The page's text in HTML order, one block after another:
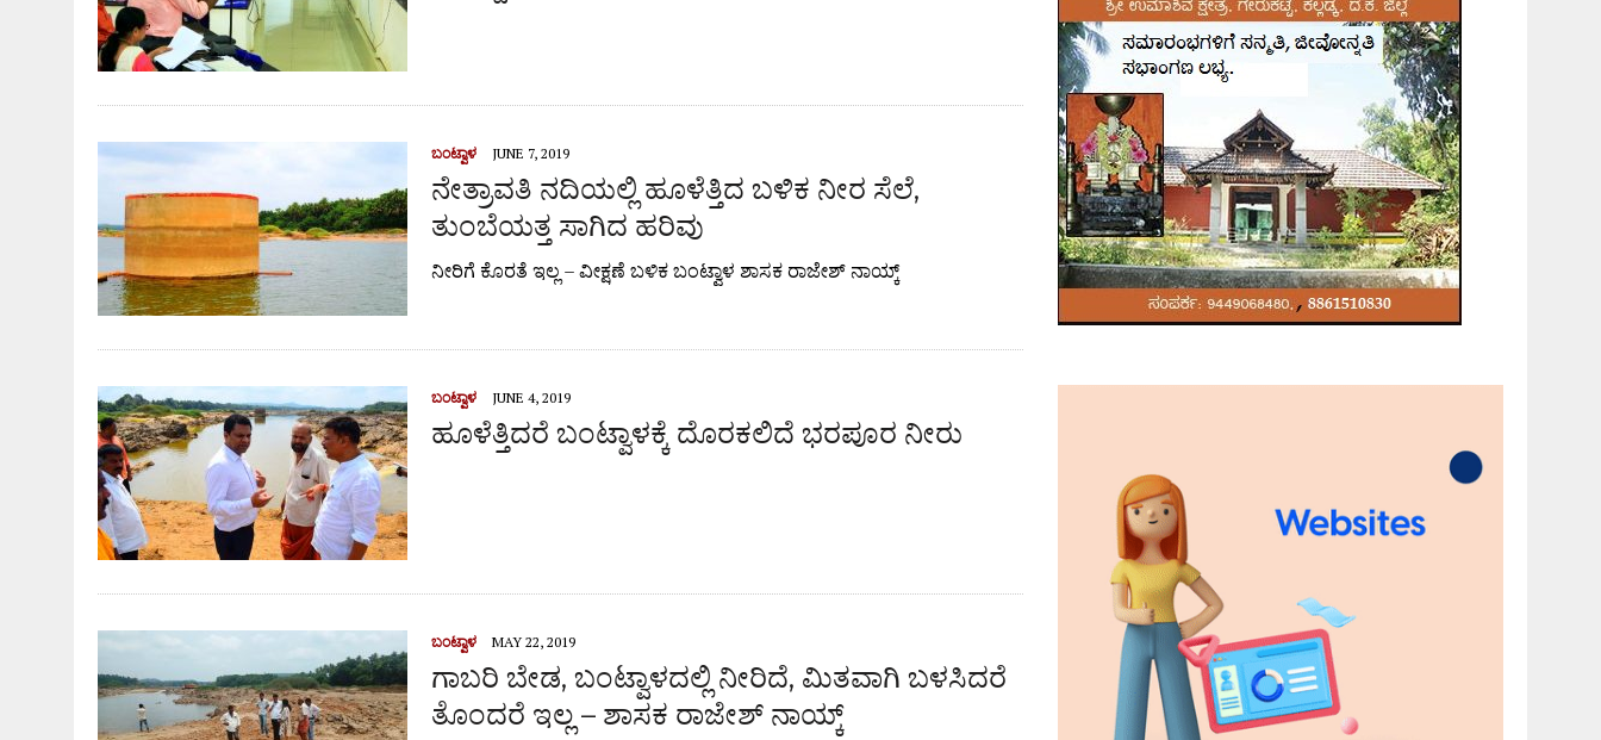
ಬಂಟ್ವಾಳ JUNE 7, 2019
ನೇತ್ರಾವತಿ ನದಿಯಲ್ಲಿ ಹೂಳೆತ್ತಿದ ಬಳಿಕ ನೀರ ಸೆಲೆ,
ತುಂಬೆಯತ್ತ ಸಾಗಿದ ಹರಿವು
ನೀರಿಗೆ ಕೊರತೆ ಇಲ್ಲ – ವೀಕ್ಷಣೆ ಬಳಿಕ ಬಂಟ್ವಾಳ ಶಾಸಕ ರಾಜೇಶ್ ನಾಯ್ಕ್
ಬಂಟ್ವಾಳ JUNE 4, 2019
ಹೂಳೆತ್ತಿದರೆ ಬಂಟ್ವಾಳಕ್ಕೆ ದೊರಕಲಿದೆ ಭರಪೂರ ನೀರು
ಬಂಟ್ವಾಳ MAY 22, 2019
ಗಾಬರಿ ಬೇಡ, ಬಂಟ್ವಾಳದಲ್ಲಿ ನೀರಿದೆ, ಮಿತವಾಗಿ ಬಳಸಿದರೆ
ತೊಂದರೆ ಇಲ್ಲ – ಶಾಸಕ ರಾಜೇಶ್ ನಾಯ್ಕ್